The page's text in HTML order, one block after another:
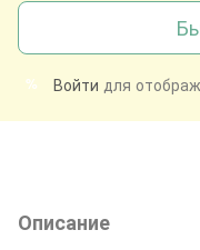
% Войти для
Описание